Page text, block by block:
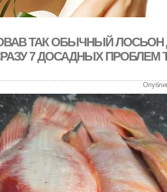
ТАК ОБЫЧНЫЙ ЛОСЬОН
7 ДОСАДНЫХ ПРОБЛЕМ